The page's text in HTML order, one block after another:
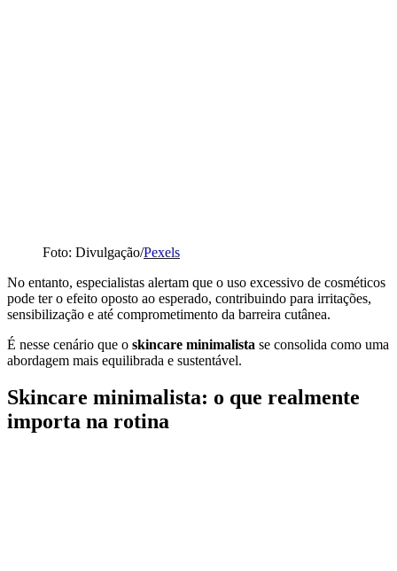
Foto: Divulgação/Pexels
No entanto, especialistas alertam que o uso excessivo de cosméticos
pode ter o efeito oposto ao esperado, contribuindo para irritações,
sensibilização e até comprometimento da barreira cutânea.
É nesse cenário que o skincare minimalista se consolida como uma
abordagem mais equilibrada e sustentável.
Skincare minimalista: o que realmente
importa na rotina